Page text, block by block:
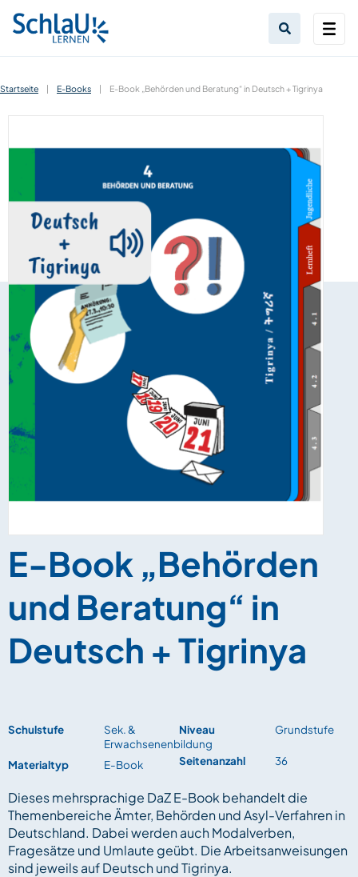
Startseite | E-Books | E-Book „Behörden und Beratung“ in Deutsch + Tigrinya
E-Book „Behörden
und Beratung“ in
Deutsch + Tigrinya
Schulstufe
Sek. &
Erwachsenenbildung
Materialtyp
E-Book
Niveau Grundstufe
Seitenanzahl 36
Dieses mehrsprachige DaZ E-Book behandelt die
Themenbereiche Ämter, Behörden und Asyl-Verfahren in
Deutschland. Dabei werden auch Modalverben,
Fragesätze und Umlaute geübt. Die Arbeitsanweisungen
sind jeweils auf Deutsch und Tigrinya.